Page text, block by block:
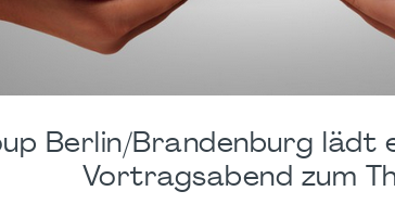
Berlin/Brandenburg lädt
Vortragsabend zum